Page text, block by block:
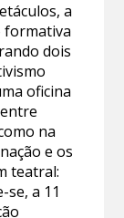
a
formativa
dois
oficina
na
e os
teatral:
se, a 11